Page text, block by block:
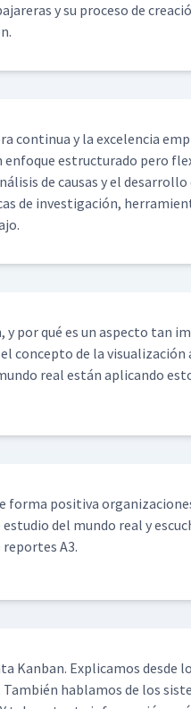
y su pro­ce­so de
con­tin­ua y la exce­len­cia
estruc­tura­do pero
de causas y el
de inves­ti­gación,
y por qué es un aspec­to tan
con­cep­to de la
real están apli­can­do
for­ma pos­i­ti­va
estu­dio del mun­do real y
reportes A3.
Kan­ban. Expli­camos des­de
hablam­os de los